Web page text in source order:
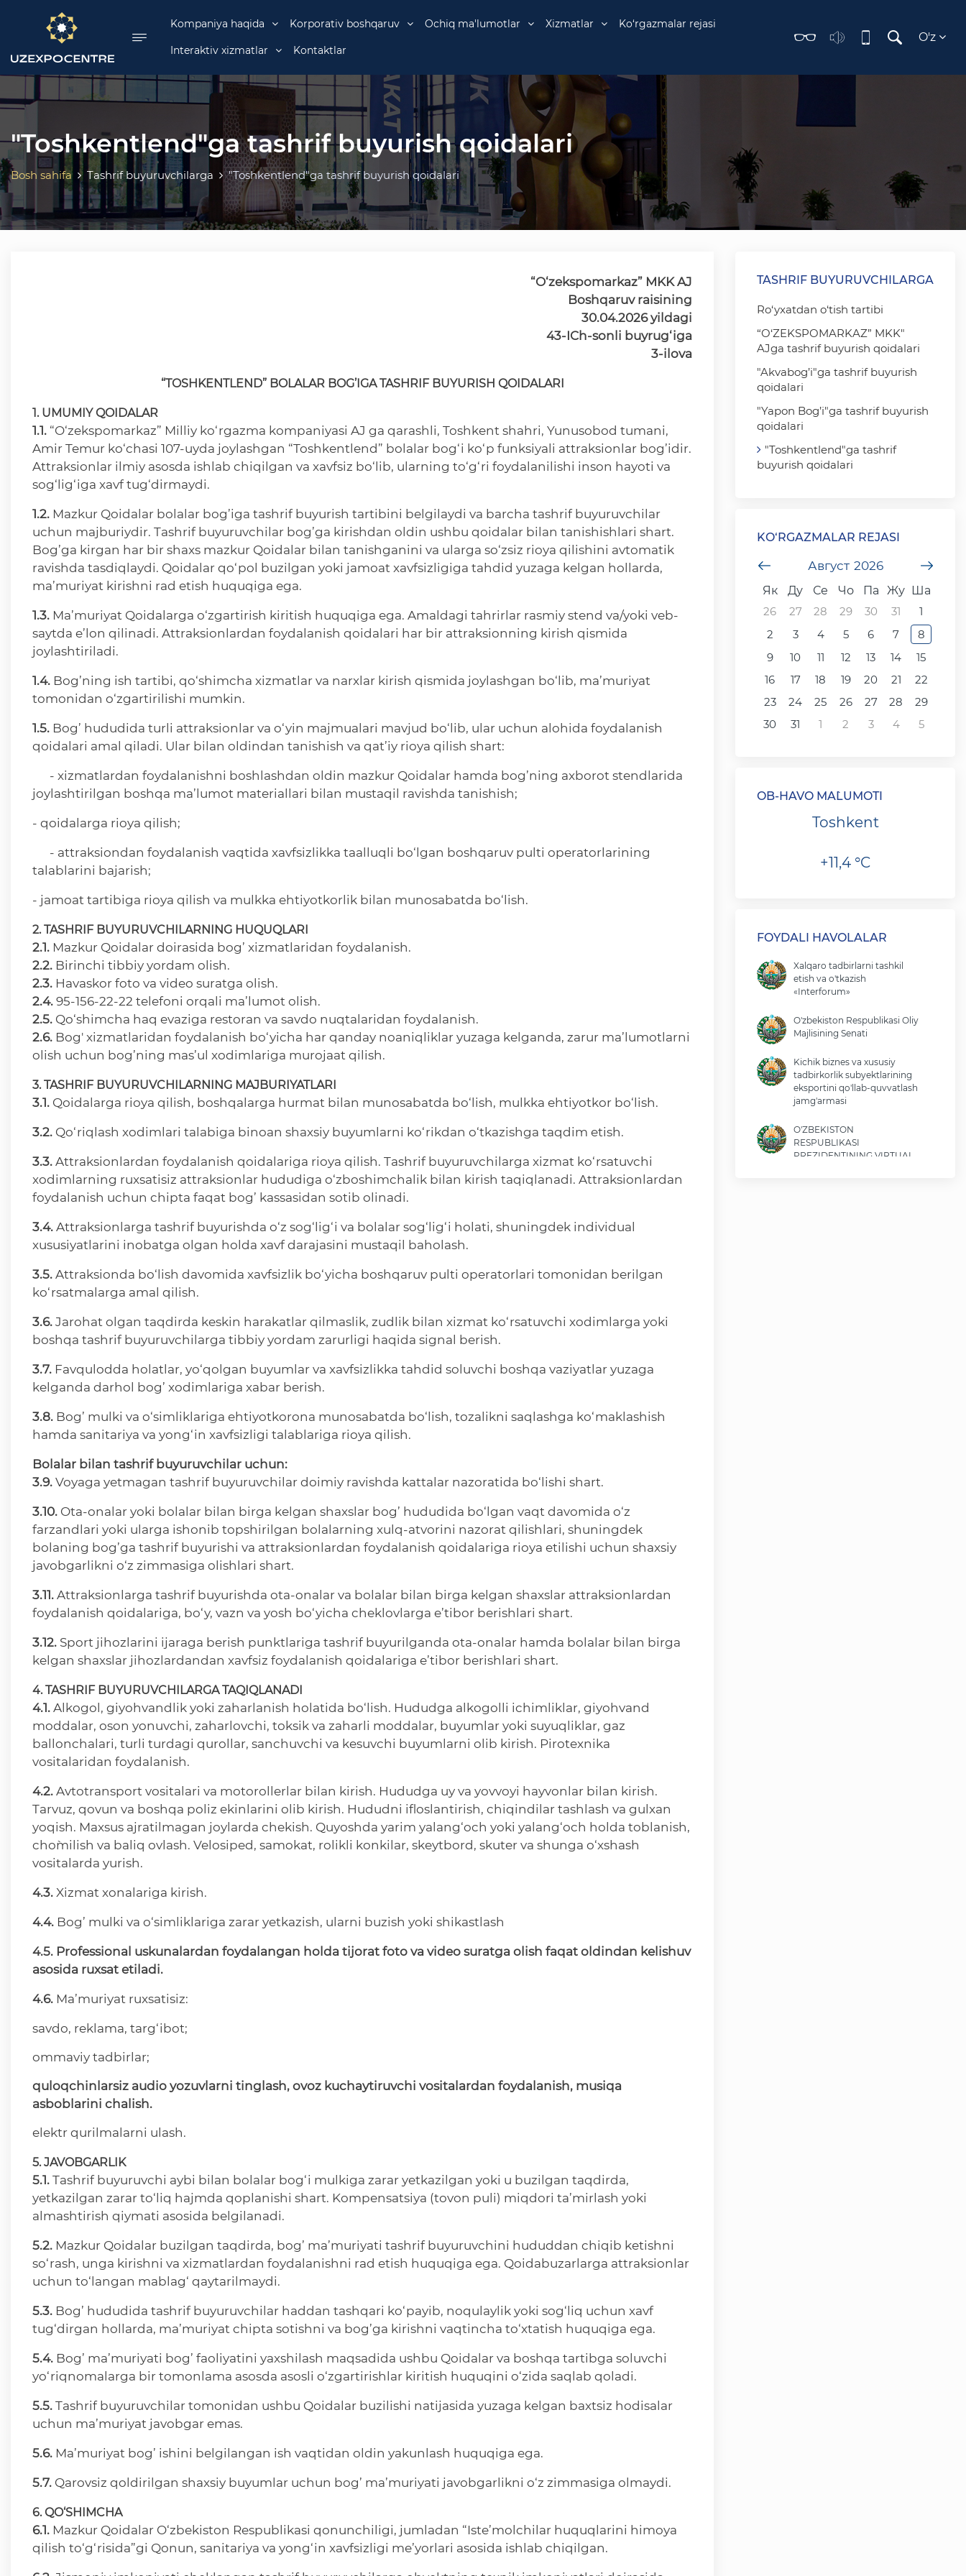
menu Kompaniya haqida Korporativ boshqaruv Ochiq ma'lumotlar Xizmatlar Ko‘rgazmalar rejasi
Interaktiv xizmatlar Kontaktlar
O'z
"Toshkentlend"ga tashrif buyurish qoidalari
Bosh sahifa Tashrif buyuruvchilarga "Toshkentlend"ga tashrif buyurish qoidalari
“O‘zekspomarkaz” MKK AJ
Boshqaruv raisining
30.04.2026 yildagi
43-ICh-sonli buyrug‘iga
3-ilova
“TOSHKENTLEND” BOLALAR BOG’IGA TASHRIF BUYURISH QOIDALARI
1. UMUMIY QOIDALAR
1.1. “O‘zekspomarkaz” Milliy ko‘rgazma kompaniyasi AJ ga qarashli, Toshkent shahri, Yunusobod tumani,
Amir Temur ko‘chasi 107-uyda joylashgan “Toshkentlend” bolalar bog‘i ko‘p funksiyali attraksionlar bog’idir.
Attraksionlar ilmiy asosda ishlab chiqilgan va xavfsiz bo‘lib, ularning to‘g‘ri foydalanilishi inson hayoti va
sog‘lig‘iga xavf tug‘dirmaydi.
1.2. Mazkur Qoidalar bolalar bog’iga tashrif buyurish tartibini belgilaydi va barcha tashrif buyuruvchilar
uchun majburiydir. Tashrif buyuruvchilar bog’ga kirishdan oldin ushbu qoidalar bilan tanishishlari shart.
Bog’ga kirgan har bir shaxs mazkur Qoidalar bilan tanishganini va ularga so‘zsiz rioya qilishini avtomatik
ravishda tasdiqlaydi. Qoidalar qo‘pol buzilgan yoki jamoat xavfsizligiga tahdid yuzaga kelgan hollarda,
ma’muriyat kirishni rad etish huquqiga ega.
1.3. Ma’muriyat Qoidalarga o‘zgartirish kiritish huquqiga ega. Amaldagi tahrirlar rasmiy stend va/yoki veb-
saytda e’lon qilinadi. Attraksionlardan foydalanish qoidalari har bir attraksionning kirish qismida
joylashtiriladi.
1.4. Bog’ning ish tartibi, qo‘shimcha xizmatlar va narxlar kirish qismida joylashgan bo‘lib, ma’muriyat
tomonidan o‘zgartirilishi mumkin.
1.5. Bog’ hududida turli attraksionlar va o‘yin majmualari mavjud bo‘lib, ular uchun alohida foydalanish
qoidalari amal qiladi. Ular bilan oldindan tanishish va qat’iy rioya qilish shart:
- xizmatlardan foydalanishni boshlashdan oldin mazkur Qoidalar hamda bog’ning axborot stendlarida
joylashtirilgan boshqa ma’lumot materiallari bilan mustaqil ravishda tanishish;
- qoidalarga rioya qilish;
- attraksiondan foydalanish vaqtida xavfsizlikka taalluqli bo‘lgan boshqaruv pulti operatorlarining
talablarini bajarish;
- jamoat tartibiga rioya qilish va mulkka ehtiyotkorlik bilan munosabatda bo‘lish.
2. TASHRIF BUYURUVCHILARNING HUQUQLARI
2.1. Mazkur Qoidalar doirasida bog’ xizmatlaridan foydalanish.
2.2. Birinchi tibbiy yordam olish.
2.3. Havaskor foto va video suratga olish.
2.4. 95-156-22-22 telefoni orqali ma’lumot olish.
2.5. Qo‘shimcha haq evaziga restoran va savdo nuqtalaridan foydalanish.
2.6. Bog' xizmatlaridan foydalanish bo‘yicha har qanday noaniqliklar yuzaga kelganda, zarur ma’lumotlarni
olish uchun bog’ning mas’ul xodimlariga murojaat qilish.
3. TASHRIF BUYURUVCHILARNING MAJBURIYATLARI
3.1. Qoidalarga rioya qilish, boshqalarga hurmat bilan munosabatda bo‘lish, mulkka ehtiyotkor bo‘lish.
3.2. Qo‘riqlash xodimlari talabiga binoan shaxsiy buyumlarni ko‘rikdan o‘tkazishga taqdim etish.
3.3. Attraksionlardan foydalanish qoidalariga rioya qilish. Tashrif buyuruvchilarga xizmat ko‘rsatuvchi
xodimlarning ruxsatisiz attraksionlar hududiga o‘zboshimchalik bilan kirish taqiqlanadi. Attraksionlardan
foydalanish uchun chipta faqat bog’ kassasidan sotib olinadi.
3.4. Attraksionlarga tashrif buyurishda o‘z sog‘lig‘i va bolalar sog‘lig‘i holati, shuningdek individual
xususiyatlarini inobatga olgan holda xavf darajasini mustaqil baholash.
3.5. Attraksionda bo‘lish davomida xavfsizlik bo‘yicha boshqaruv pulti operatorlari tomonidan berilgan
ko‘rsatmalarga amal qilish.
3.6. Jarohat olgan taqdirda keskin harakatlar qilmaslik, zudlik bilan xizmat ko‘rsatuvchi xodimlarga yoki
boshqa tashrif buyuruvchilarga tibbiy yordam zarurligi haqida signal berish.
3.7. Favqulodda holatlar, yo‘qolgan buyumlar va xavfsizlikka tahdid soluvchi boshqa vaziyatlar yuzaga
kelganda darhol bog’ xodimlariga xabar berish.
3.8. Bog’ mulki va o‘simliklariga ehtiyotkorona munosabatda bo‘lish, tozalikni saqlashga ko‘maklashish
hamda sanitariya va yong‘in xavfsizligi talablariga rioya qilish.
Bolalar bilan tashrif buyuruvchilar uchun:
3.9. Voyaga yetmagan tashrif buyuruvchilar doimiy ravishda kattalar nazoratida bo‘lishi shart.
3.10. Ota-onalar yoki bolalar bilan birga kelgan shaxslar bog’ hududida bo‘lgan vaqt davomida o‘z
farzandlari yoki ularga ishonib topshirilgan bolalarning xulq-atvorini nazorat qilishlari, shuningdek
bolaning bog’ga tashrif buyurishi va attraksionlardan foydalanish qoidalariga rioya etilishi uchun shaxsiy
javobgarlikni o‘z zimmasiga olishlari shart.
3.11. Attraksionlarga tashrif buyurishda ota-onalar va bolalar bilan birga kelgan shaxslar attraksionlardan
foydalanish qoidalariga, bo‘y, vazn va yosh bo‘yicha cheklovlarga e’tibor berishlari shart.
3.12. Sport jihozlarini ijaraga berish punktlariga tashrif buyurilganda ota-onalar hamda bolalar bilan birga
kelgan shaxslar jihozlardandan xavfsiz foydalanish qoidalariga e’tibor berishlari shart.
4. TASHRIF BUYURUVCHILARGA TAQIQLANADI
4.1. Alkogol, giyohvandlik yoki zaharlanish holatida bo‘lish. Hududga alkogolli ichimliklar, giyohvand
moddalar, oson yonuvchi, zaharlovchi, toksik va zaharli moddalar, buyumlar yoki suyuqliklar, gaz
ballonchalari, turli turdagi qurollar, sanchuvchi va kesuvchi buyumlarni olib kirish. Pirotexnika
vositalaridan foydalanish.
4.2. Avtotransport vositalari va motorollerlar bilan kirish. Hududga uy va yovvoyi hayvonlar bilan kirish.
Tarvuz, qovun va boshqa poliz ekinlarini olib kirish. Hududni ifloslantirish, chiqindilar tashlash va gulxan
yoqish. Maxsus ajratilmagan joylarda chekish. Quyoshda yarim yalang‘och yoki yalang‘och holda toblanish,
cho`milish va baliq ovlash. Velosiped, samokat, rolikli konkilar, skeytbord, skuter va shunga o‘xshash
vositalarda yurish.
4.3. Xizmat xonalariga kirish.
4.4. Bog’ mulki va o‘simliklariga zarar yetkazish, ularni buzish yoki shikastlash
4.5. Professional uskunalardan foydalangan holda tijorat foto va video suratga olish faqat oldindan kelishuv
asosida ruxsat etiladi.
4.6. Ma’muriyat ruxsatisiz:
savdo, reklama, targ‘ibot;
ommaviy tadbirlar;
quloqchinlarsiz audio yozuvlarni tinglash, ovoz kuchaytiruvchi vositalardan foydalanish, musiqa
asboblarini chalish.
elektr qurilmalarni ulash.
5.JAVOBGARLIK
5.1. Tashrif buyuruvchi aybi bilan bolalar bog‘i mulkiga zarar yetkazilgan yoki u buzilgan taqdirda,
yetkazilgan zarar to‘liq hajmda qoplanishi shart. Kompensatsiya (tovon puli) miqdori ta’mirlash yoki
almashtirish qiymati asosida belgilanadi.
5.2. Mazkur Qoidalar buzilgan taqdirda, bog’ ma’muriyati tashrif buyuruvchini hududdan chiqib ketishni
so‘rash, unga kirishni va xizmatlardan foydalanishni rad etish huquqiga ega. Qoidabuzarlarga attraksionlar
uchun to‘langan mablag‘ qaytarilmaydi.
5.3. Bog’ hududida tashrif buyuruvchilar haddan tashqari ko‘payib, noqulaylik yoki sog‘liq uchun xavf
tug‘dirgan hollarda, ma’muriyat chipta sotishni va bog’ga kirishni vaqtincha to‘xtatish huquqiga ega.
5.4. Bog’ ma’muriyati bog’ faoliyatini yaxshilash maqsadida ushbu Qoidalar va boshqa tartibga soluvchi
yo‘riqnomalarga bir tomonlama asosda asosli o‘zgartirishlar kiritish huquqini o‘zida saqlab qoladi.
5.5. Tashrif buyuruvchilar tomonidan ushbu Qoidalar buzilishi natijasida yuzaga kelgan baxtsiz hodisalar
uchun ma’muriyat javobgar emas.
5.6. Ma’muriyat bog’ ishini belgilangan ish vaqtidan oldin yakunlash huquqiga ega.
5.7. Qarovsiz qoldirilgan shaxsiy buyumlar uchun bog’ ma’muriyati javobgarlikni o‘z zimmasiga olmaydi.
6. QO‘SHIMCHA
6.1. Mazkur Qoidalar O‘zbekiston Respublikasi qonunchiligi, jumladan “Iste’molchilar huquqlarini himoya
qilish to‘g‘risida”gi Qonun, sanitariya va yong‘in xavfsizligi me’yorlari asosida ishlab chiqilgan.
TASHRIF BUYURUVCHILARGA
Ro‘yxatdan o‘tish tartibi
“O‘ZEKSPOMARKAZ” MKK"
AJga tashrif buyurish qoidalari
"Akvabog’i"ga tashrif buyurish
qoidalari
"Yapon Bog’i"ga tashrif buyurish
qoidalari
"Toshkentlend"ga tashrif
buyurish qoidalari
KO‘RGAZMALAR REJASI
Август 2026
undefined
Як
Ду Се Чо Па Жу Ша
26
27 28 29 30 31
1
2
3 4 5 6 7
8
9
10 11 12 13 14
15
16
17 18 19 20 21
22
23
24 25 26 27 28
29
30
31 1 2 3 4 5
OB-HAVO MA`LUMOTI
Toshkent
+11,4 °C
FOYDALI HAVOLALAR
Xalqaro tadbirlarni tashkil
etish va o'tkazish
«Interforum»
O'zbekiston Respublikasi Oliy
Majlisining Senati
Kichik biznes va xususiy
tadbirkorlik subyektlarining
eksportini qo'llab-quvvatlash
jamg'armasi
O'ZBEKISTON
RESPUBLIKASI
PREZIDENTINING VIRTUAL